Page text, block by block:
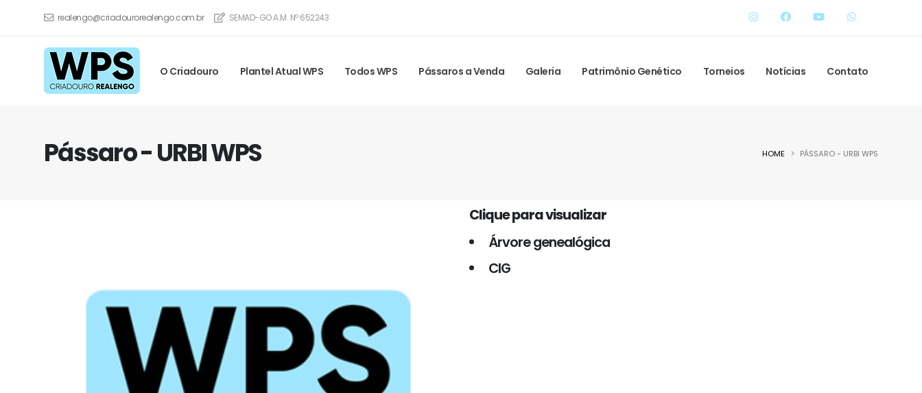
realengo@criadourorealengo.com.br SEMAD-GO A.M. Nº 652243
O Criadouro Plantel Atual WPS Todos WPS Pássaros a Venda Galeria Patrimônio Genético Torneios Notícias Contato
Pássaro - URBI WPS HOME PÁSSARO - URBI WPS
Clique para visualizar
Árvore genealógica
CIG